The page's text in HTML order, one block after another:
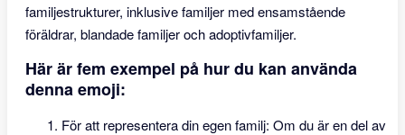
familjestrukturer, inklusive familjer med ensamstående
föräldrar, blandade familjer och adoptivfamiljer.
Här är fem exempel på hur du kan använda
denna emoji:
För att representera din egen familj: Om du är en del av